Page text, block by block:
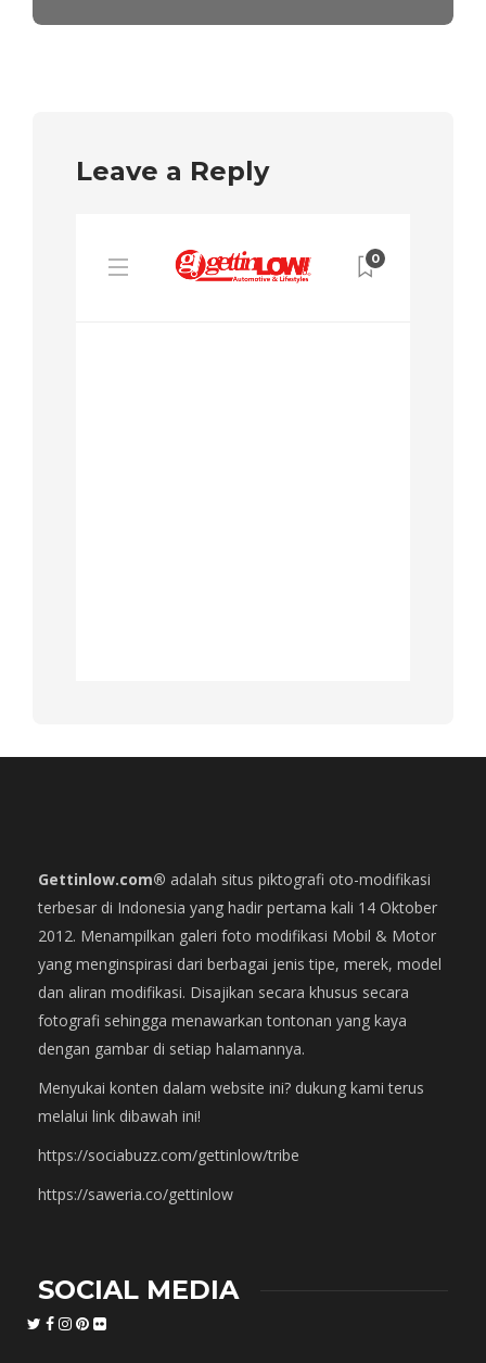
Leave a Reply
Gettinlow.com® adalah situs piktografi oto-modifikasi
terbesar di Indonesia yang hadir pertama kali 14 Oktober
2012. Menampilkan galeri foto modifikasi Mobil & Motor
yang menginspirasi dari berbagai jenis tipe, merek, model
dan aliran modifikasi. Disajikan secara khusus secara
fotografi sehingga menawarkan tontonan yang kaya
dengan gambar di setiap halamannya.
Menyukai konten dalam website ini? dukung kami terus
melalui link dibawah ini!
https://sociabuzz.com/gettinlow/tribe
https://saweria.co/gettinlow
SOCIAL MEDIA